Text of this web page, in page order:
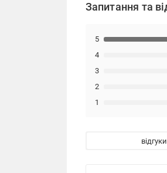
Запитання та
1
2
3
4
5
відгуки